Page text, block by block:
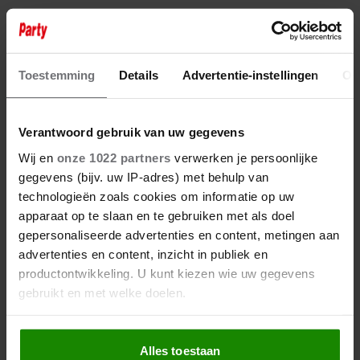
Toestemming Details Advertentie-instellingen
Verantwoord gebruik van uw gegevens
Wij en onze 1022 partners verwerken je persoonlijke
gegevens (bijv. uw IP-adres) met behulp van
technologieën zoals cookies om informatie op uw
apparaat op te slaan en te gebruiken met als doel
gepersonaliseerde advertenties en content, metingen aan
advertenties en content, inzicht in publiek en
productontwikkeling. U kunt kiezen wie uw gegevens
gebruikt en met welke doelen.
Als u het toestaat, willen we ook graag:
Informatie verzamelen over uw geografische
Alles toestaan
13 augustus 2025
NU AL BEZIG MET
SINTERKLAASFEEST: DIEUWERTJE
BLOK WORDT GEMIST